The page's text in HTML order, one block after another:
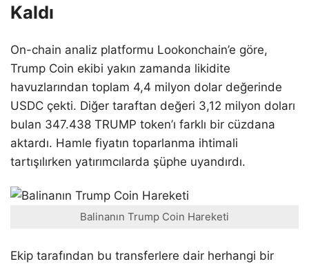
Kaldı
On-chain analiz platformu Lookonchain’e göre,
Trump Coin ekibi yakın zamanda likidite
havuzlarından toplam 4,4 milyon dolar değerinde
USDC çekti. Diğer taraftan değeri 3,12 milyon doları
bulan 347.438 TRUMP token’ı farklı bir cüzdana
aktardı. Hamle fiyatın toparlanma ihtimali
tartışılırken yatırımcılarda şüphe uyandırdı.
Balinanın Trump Coin Hareketi
Ekip tarafından bu transferlere dair herhangi bir